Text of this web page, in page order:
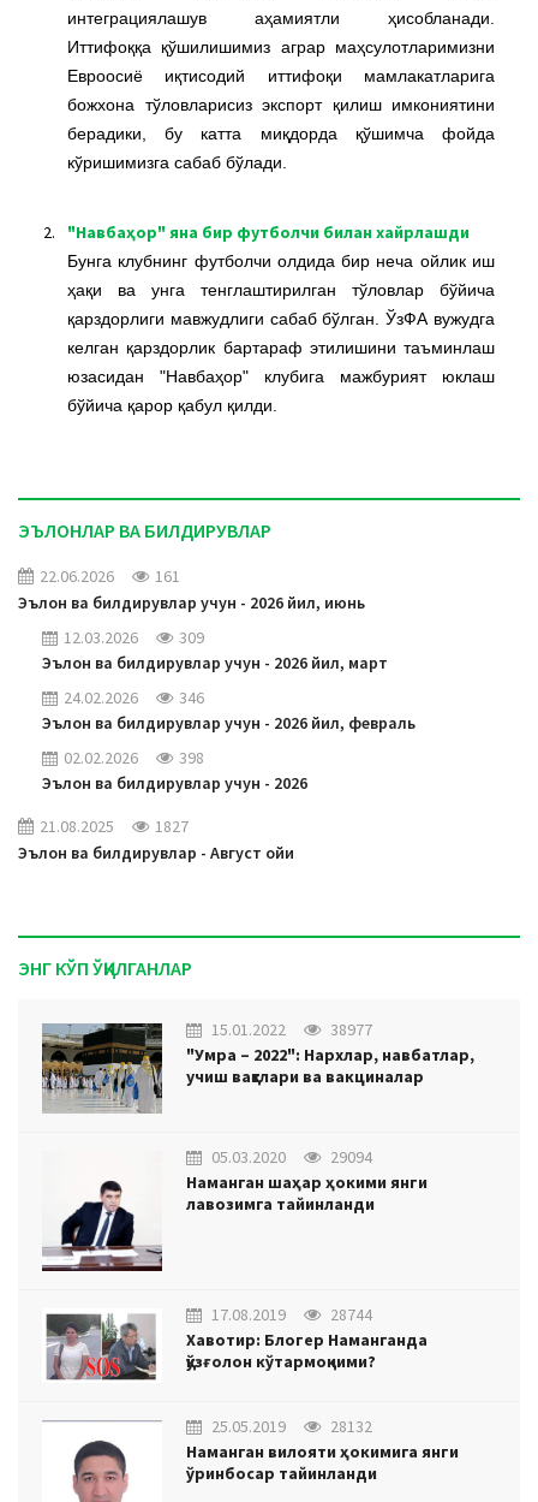
интеграциялашув аҳамиятли ҳисобланади.
Иттифоққа қўшилишимиз аграр маҳсулотларимизни
Евроосиё иқтисодий иттифоқи мамлакатларига
божхона тўловларисиз экспорт қилиш имкониятини
берадики, бу катта миқдорда қўшимча фойда
кўришимизга сабаб бўлади.
2. "Навбаҳор" яна бир футболчи билан хайрлашди
Бунга клубнинг футболчи олдида бир неча ойлик иш
ҳақи ва унга тенглаштирилган тўловлар бўйича
қарздорлиги мавжудлиги сабаб бўлган. ЎзФА вужудга
келган қарздорлик бартараф этилишини таъминлаш
юзасидан "Навбаҳор" клубига мажбурият юклаш
бўйича қарор қабул қилди.
ЭЪЛОНЛАР ВА БИЛДИРУВЛАР
22.06.2026
161
Эълон ва билдирувлар учун - 2026 йил, июнь
12.03.2026
309
Эълон ва билдирувлар учун - 2026 йил, март
24.02.2026
346
Эълон ва билдирувлар учун - 2026 йил, февраль
02.02.2026
398
Эълон ва билдирувлар учун - 2026
21.08.2025
1827
Эълон ва билдирувлар - Август ойи
ЭНГ КЎП ЎҚИЛГАНЛАР
15.01.2022
38977
"Умра – 2022": Нархлар, навбатлар,
учиш вақтлари ва вакциналар
05.03.2020
29094
Наманган шаҳар ҳокими янги
лавозимга тайинланди
17.08.2019
28744
Хавотир: Блогер Наманганда
қўзғолон кўтармоқчими?
25.05.2019
28132
Наманган вилояти ҳокимига янги
ўринбосар тайинланди